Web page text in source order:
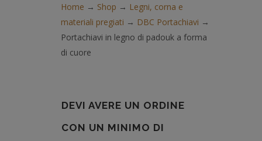
Home → Shop → Legni, corna e
materiali pregiati → DBC Portachiavi →
Portachiavi in legno di padouk a forma
di cuore
DEVI AVERE UN ORDINE
CON UN MINIMO DI